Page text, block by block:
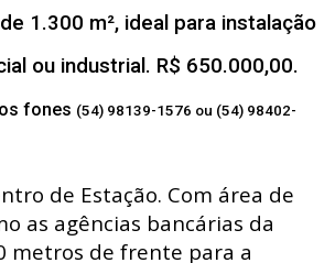
1.300 m², ideal para instalação
ou industrial. R$ 650.000,00.
fones (54) 98139-1576 ou (54) 98402-
de Estação. Com área de
as agências bancárias da
metros de frente para a